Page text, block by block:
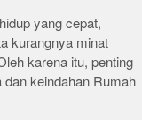
yang cepat,
kurangnya minat
karena itu, penting
keindahan Rumah